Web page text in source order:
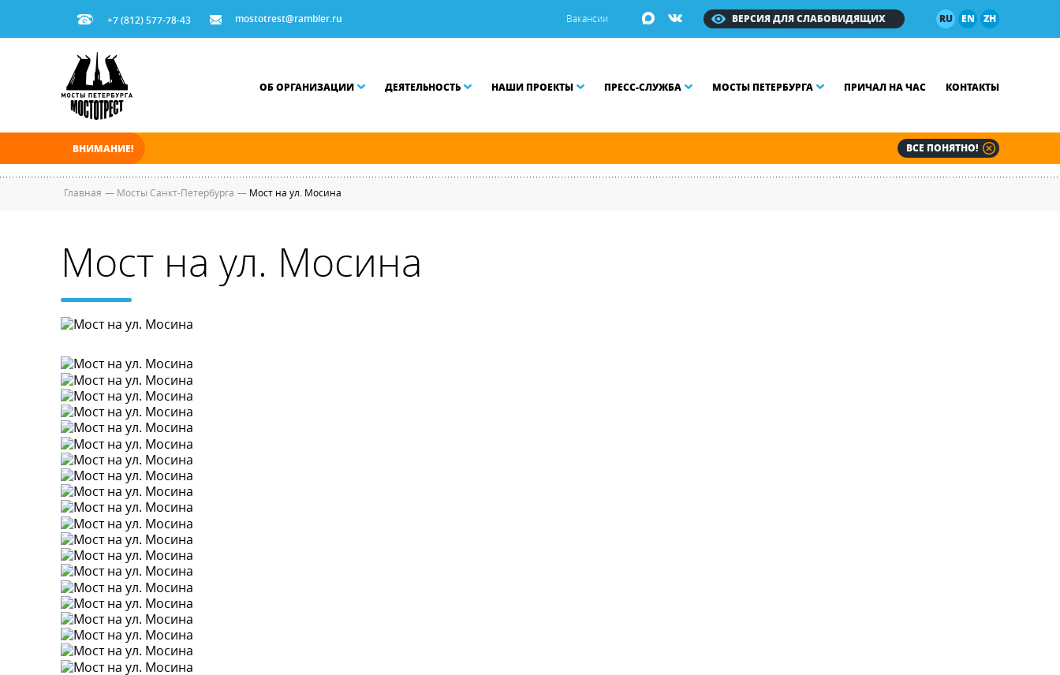
+7 (812) 577-78-43 mostotrest@rambler.ru RU EN ZH
ВЕРСИЯ ДЛЯ СЛАБОВИДЯЩИХ
Вакансии
ОБ ОРГАНИЗАЦИИ ДЕЯТЕЛЬНОСТЬ НАШИ ПРОЕКТЫ ПРЕСС-СЛУЖБА МОСТЫ ПЕТЕРБУРГА ПРИЧАЛ НА ЧАС КОНТАКТЫ
ВНИМАНИЕ! ВСЕ ПОНЯТНО!
Главная — Мосты Санкт-Петербурга — Мост на ул. Мосина
Мост на ул. Мосина